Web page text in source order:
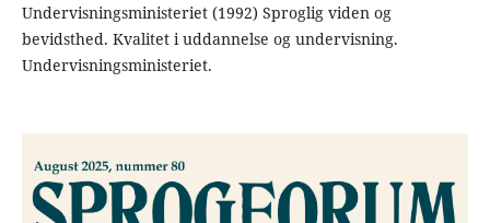
Undervisningsministeriet (1992) Sproglig viden og
bevidsthed. Kvalitet i uddannelse og undervisning.
Undervisningsministeriet.